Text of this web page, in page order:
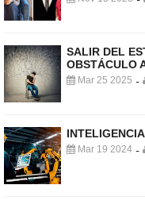
SALIR DEL
OBSTÁCULO
Mar 25 2025 -
Mar 19 2024 -